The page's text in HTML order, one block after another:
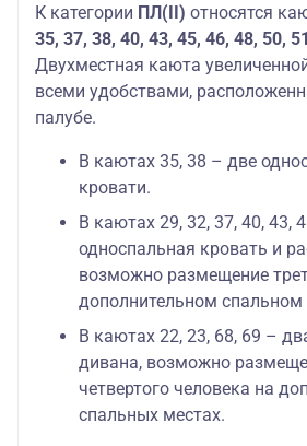
К категории ПЛ(II) относятся
35, 37, 38, 40, 43, 45, 46, 48, 50,
Двухместная каюта
всеми удобствами,
палубе.
В каютах 35, 38 – две
кровати.
В каютах 29, 32, 37, 40, 43,
односпальная кровать и
возможно размещение
дополнительном спальном
В каютах 22, 23, 68, 69 –
дивана, возможно
четвертого человека на
спальных местах.